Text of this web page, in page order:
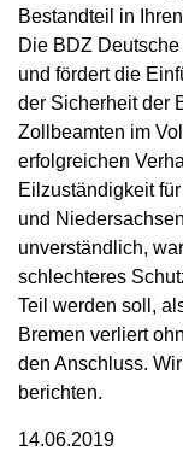
Bestandteil in
Die BDZ
und fördert die
der Sicherheit der
Zollbeamten im
erfolgreichen
Eilzuständigkeit
und
unverständlich,
schlechteres
Teil werden soll,
Bremen verliert
den Anschluss.
berichten.
14.06.2019